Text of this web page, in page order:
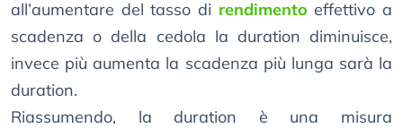
all’aumentare del tasso di rendimento effettivo a
scadenza o della cedola la duration diminuisce,
invece più aumenta la scadenza più lunga sarà la
duration.
Riassumendo, la duration è una misura